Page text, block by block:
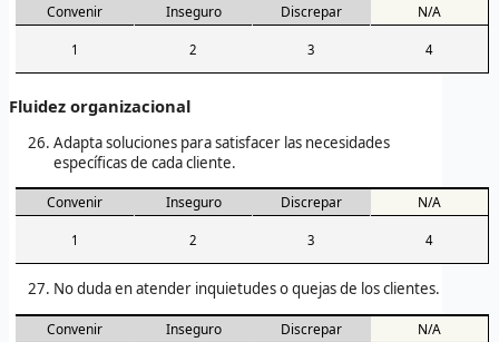
Convenir Inseguro Discrepar N/A
1 2 3 4
Fluidez organizacional
Adapta soluciones para satisfacer las necesidades
específicas de cada cliente.
Convenir Inseguro Discrepar N/A
1 2 3 4
No duda en atender inquietudes o quejas de los clientes.
Convenir Inseguro Discrepar N/A